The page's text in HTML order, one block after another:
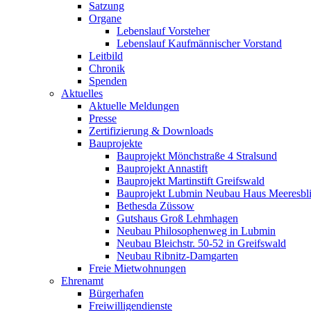
Satzung
Organe
Lebenslauf Vorsteher
Lebenslauf Kaufmännischer Vorstand
Leitbild
Chronik
Spenden
Aktuelles
Aktuelle Meldungen
Presse
Zertifizierung & Downloads
Bauprojekte
Bauprojekt Mönchstraße 4 Stralsund
Bauprojekt Annastift
Bauprojekt Martinstift Greifswald
Bauprojekt Lubmin Neubau Haus
Bethesda Züssow
Gutshaus Groß Lehmhagen
Neubau Philosophenweg in Lubmin
Neubau Bleichstr. 50-52 in Greifswald
Neubau Ribnitz-Damgarten
Freie Mietwohnungen
Ehrenamt
Bürgerhafen
Freiwilligendienste